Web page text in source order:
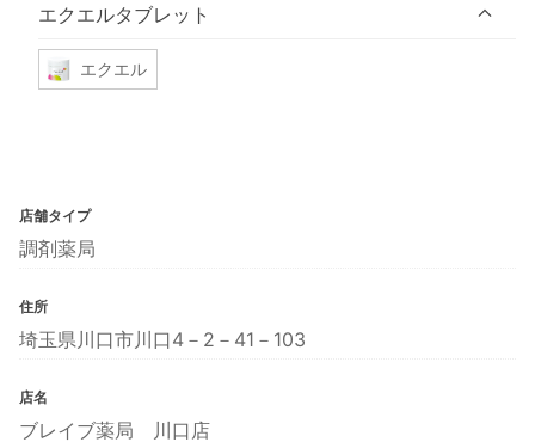
エクエルタブレット
エクエル
店舗タイプ
調剤薬局
住所
埼玉県川口市川口4－2－41－103
店名
ブレイブ薬局 川口店